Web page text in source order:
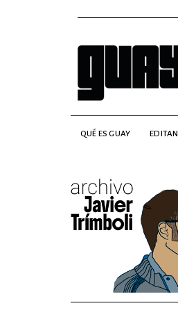
QUÉ ES GUAY EDITAN